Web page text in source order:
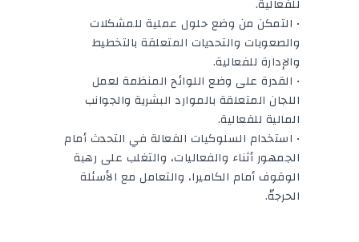
للفعالية.
• التمكن من وضع حلول عملية للمشكلات
والصعوبات والتحديات المتعلقة بالتخطيط
والإدارة للفعالية.
• القدرة على وضع اللوائح المنظمة لعمل
اللجان المتعلقة بالموارد البشرية والجوانب
المالية للفعالية.
• استخدام السلوكيات الفعالة في التحدث أمام
الجمهور أثناء والفعاليات، والتغلب على رهبة
الوقوف أمام الكاميرا، والتعامل مع الأسئلة
الحرجةّ.